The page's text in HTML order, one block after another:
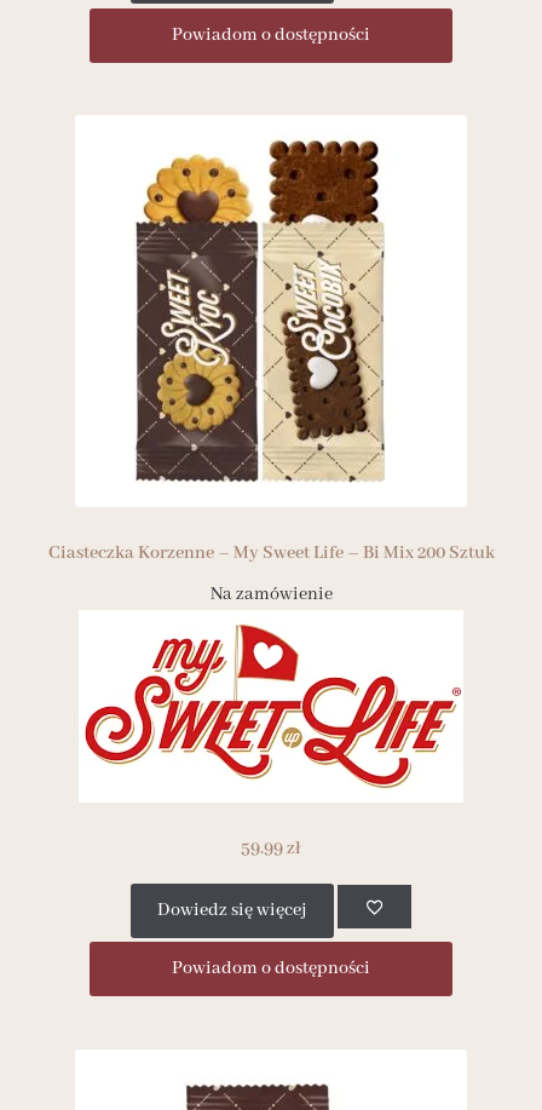
Powiadom o dostępności
Ciasteczka Korzenne – My Sweet Life – Bi Mix 200 Sztuk
Na zamówienie
59.99zł
Dowiedz się więcej
Powiadom o dostępności